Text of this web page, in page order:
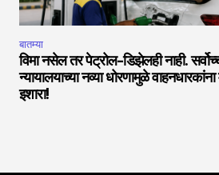
बातम्या
विमा नसेल तर पेट्रोल-डिझेलही नाही.
न्यायालयाच्या नव्या धोरणामुळे वाहनधारकांना
इशारा!